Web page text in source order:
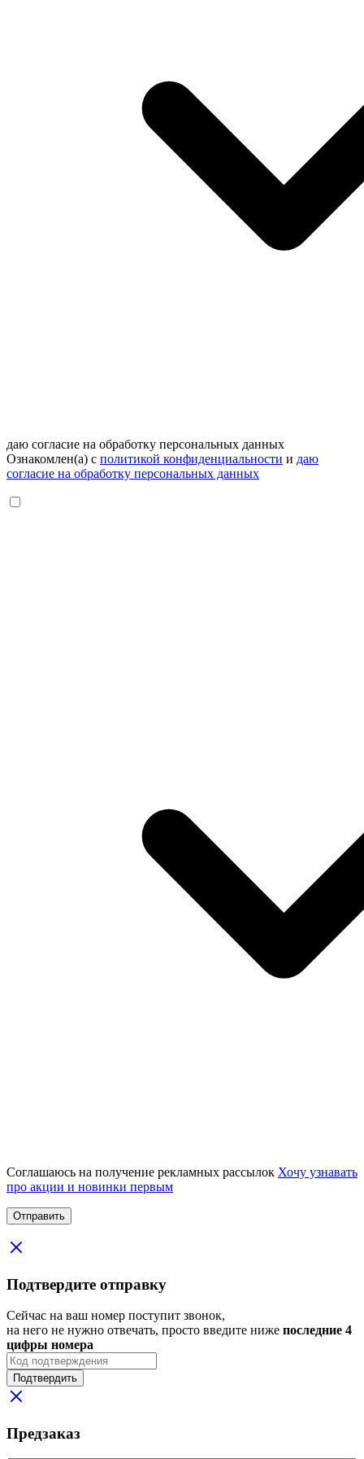
даю согласие на обработку персональных данных
Ознакомлен(а) с политикой конфиденциальности и даю
согласие на обработку персональных данных
Соглашаюсь на получение рекламных рассылок Хочу узнавать
про акции и новинки первым
Подтвердите отправку
Сейчас на ваш номер поступит звонок,
на него не нужно отвечать, просто введите ниже последние 4
цифры номера
Подтвердить
Предзаказ